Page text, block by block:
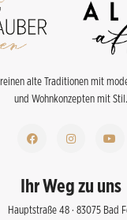
alte Traditionen mit
und Wohnkonzepten mit Stil.
Ihr Weg zu uns
Hauptstraße 48 · 83075 Bad